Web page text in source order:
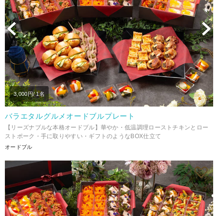
Previous
3,000円/ 1名
バラエタルグルメオードブルプレート
【リーズナブルな本格オードブル】華やか・低温調理ローストチキンとロー
ストポーク・手に取りやすい・ギフトのようなBOX仕立て
オードブル